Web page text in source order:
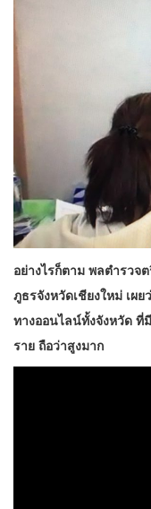
อย่างไรก็ตาม พลตำรว
ภูธรจังหวัดเชียงใหม่ เผ
ทางออนไลน์ทั้งจังหวัด ที่
ราย ถือว่าสูงมาก